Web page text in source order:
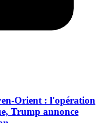
Orient : l'opération
Trump annonce